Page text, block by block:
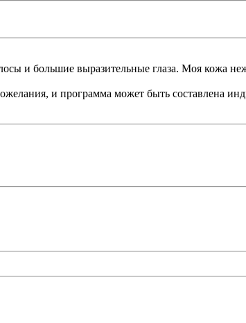
и большие выразительные глаза. Моя кожа
и программа может быть составлена